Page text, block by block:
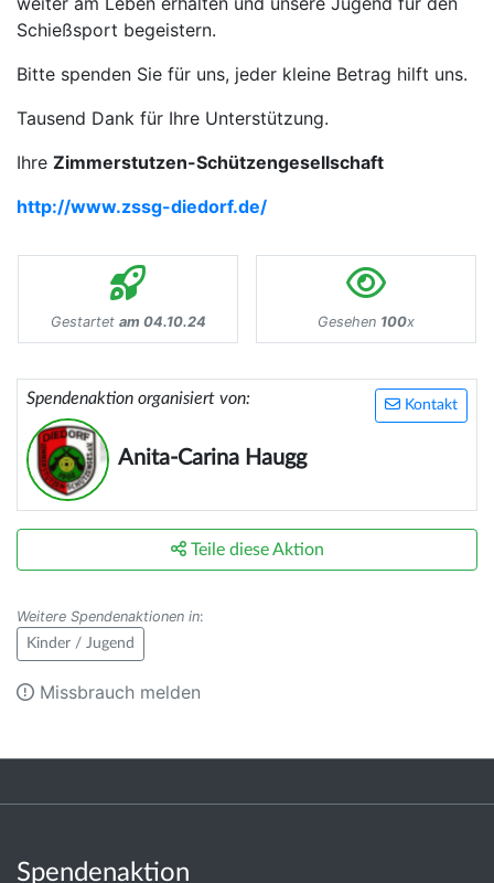
Schießsport begeistern.
Bitte spenden Sie für uns, jeder kleine Betrag hilft uns.
Tausend Dank für Ihre Unterstützung.
Ihre Zimmerstutzen-Schützengesellschaft
http://www.zssg-diedorf.de/
Gestartet am 04.10.24 Gesehen 100x
Kontakt
Spendenaktion organisiert von:
Anita-Carina Haugg
Teile diese Aktion
Weitere Spendenaktionen in:
Kinder / Jugend
Missbrauch melden
Spendenaktion